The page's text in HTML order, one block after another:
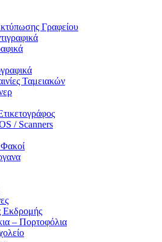
Γραφείου
Ταμειακών
/ Scanners
Εκδρομής
– Πορτοφόλια